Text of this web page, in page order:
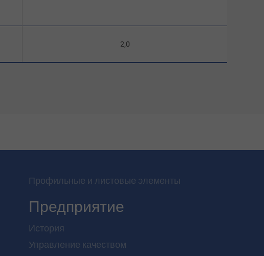
2,0
Профильные и листовые элементы
Предприятие
История
Управление качеством